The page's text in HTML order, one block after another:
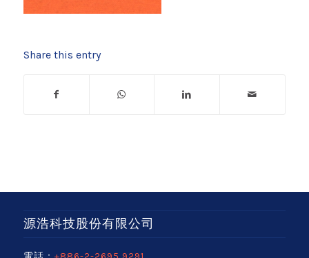
Share this entry
源浩科技股份有限公司